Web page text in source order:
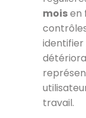
moisen
identifier
travail.